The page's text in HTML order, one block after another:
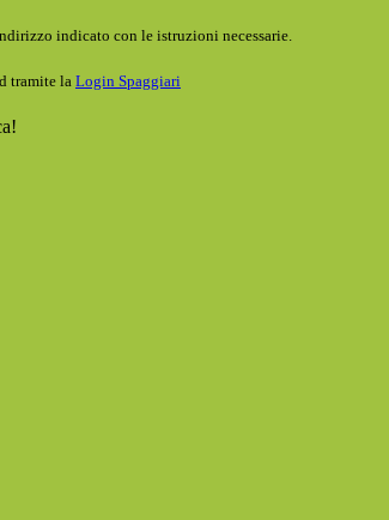
indicato con le istruzioni necessarie.
tramite la Login Spaggiari